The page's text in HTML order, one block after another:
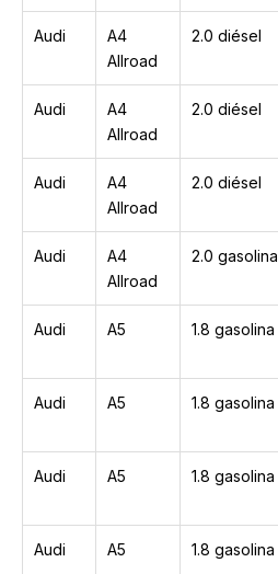
Audi
A4
Allroad
2.0 diésel
Audi
A4
Allroad
2.0 diésel
Audi
A4
Allroad
2.0 diésel
Audi
A4
Allroad
2.0 gasolina
Audi A5 1.8 gasolina
Audi A5 1.8 gasolina
Audi A5 1.8 gasolina
Audi A5 1.8 gasolina